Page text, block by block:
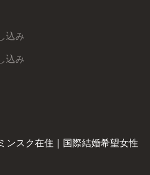
込み
込み
ンスク在住｜国際結婚希望女性